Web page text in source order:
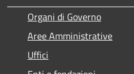
Organi di Governo
Aree Amministrative
Uffici